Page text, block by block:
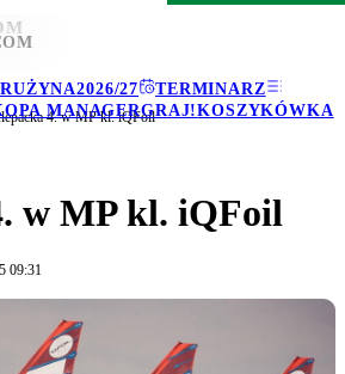
2026/27
TERMINARZ
MANAGERGRAJ!KOSZYKÓWKA
4. w MP kl. iQFoil
w MP kl. iQFoil
09:31